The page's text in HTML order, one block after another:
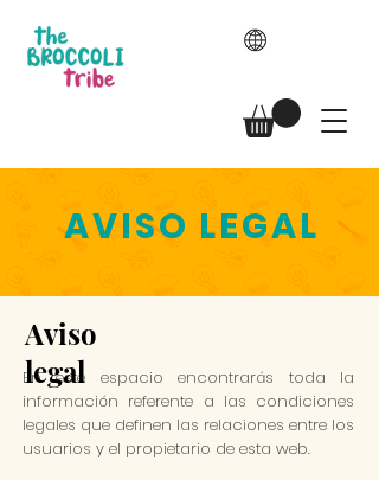
AVISO LEGAL
En este espacio encontrarás toda la
información referente a las condiciones
legales que definen las relaciones entre los
usuarios y el propietario de esta web.
Aviso
legal